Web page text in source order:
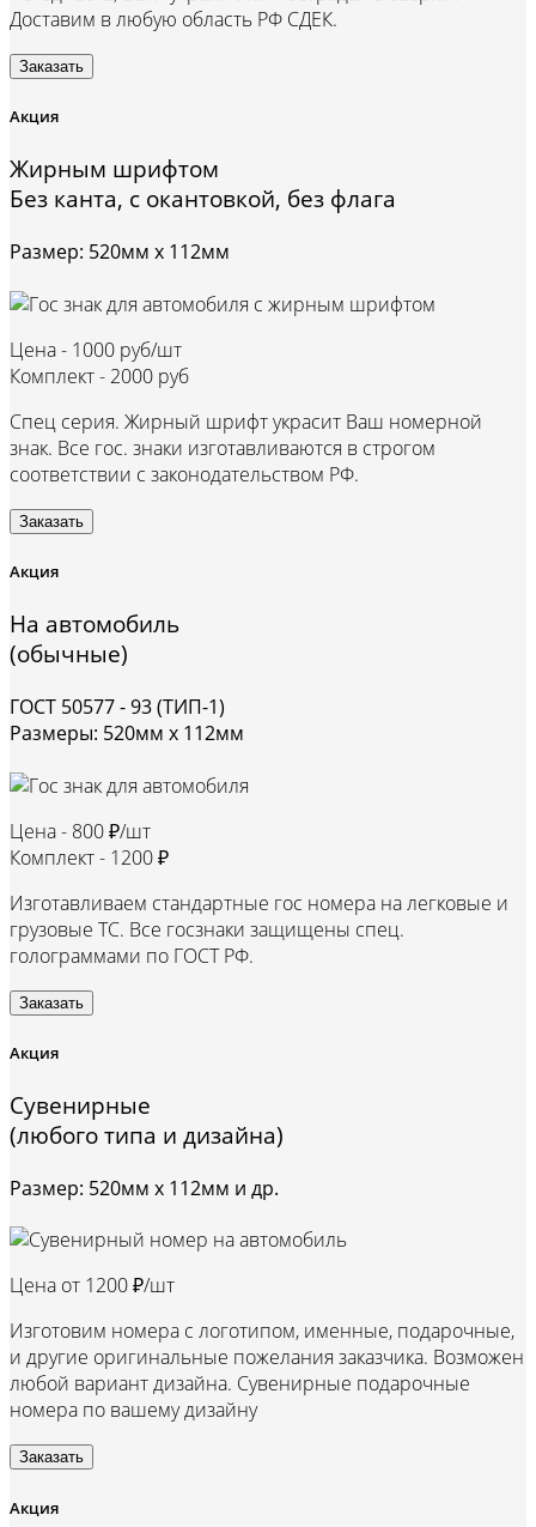
Доставим в любую область РФ СДЕК.
Заказать
Акция
Жирным шрифтом
Без канта, с окантовкой, без флага
Размер: 520мм х 112мм
Цена - 1000 руб/шт
Комплект - 2000 руб
Спец серия. Жирный шрифт украсит Ваш номерной
знак. Все гос. знаки изготавливаются в строгом
соответствии с законодательством РФ.
Заказать
Акция
На автомобиль
(обычные)
ГОСТ 50577 - 93 (ТИП-1)
Размеры: 520мм х 112мм
Цена - 800 ₽/шт
Комплект - 1200 ₽
Изготавливаем стандартные гос номера на легковые и
грузовые ТС. Все госзнаки защищены спец.
голограммами по ГОСТ РФ.
Заказать
Акция
Сувенирные
(любого типа и дизайна)
Размер: 520мм х 112мм и др.
Цена от 1200 ₽/шт
Изготовим номера с логотипом, именные, подарочные,
и другие оригинальные пожелания заказчика. Возможен
любой вариант дизайна. Сувенирные подарочные
номера по вашему дизайну
Заказать
Акция